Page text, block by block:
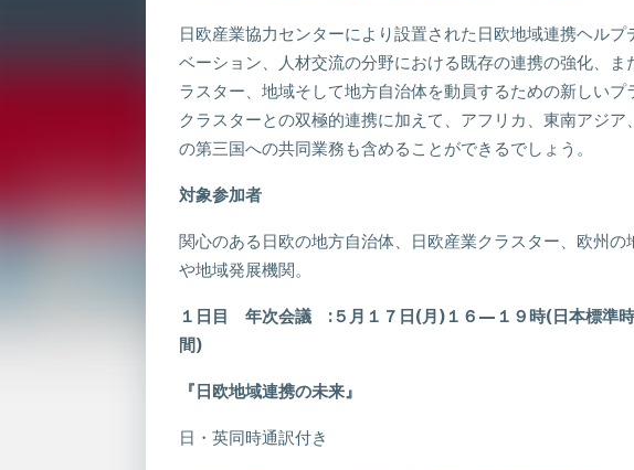
日欧産業協力センターにより設置された日欧地域連携ヘル
ベーション、人材交流の分野における既存の連携の強化、
ラスター、地域そして地方自治体を動員するための新しい
クラスターとの双極的連携に加えて、アフリカ、東南アジ
の第三国への共同業務も含めることができるでしょう。
対象参加者
関心のある日欧の地方自治体、日欧産業クラスター、欧州の
や地域発展機関。
１日目 年次会議 :５月１７日(月)１６―１９時(日本標準時
間)
『日欧地域連携の未来』
日・英同時通訳付き